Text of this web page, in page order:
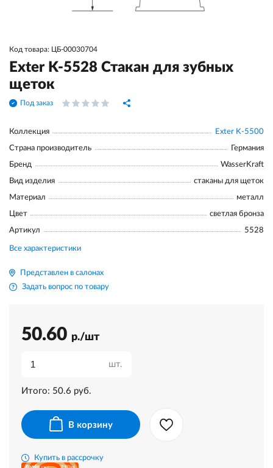
Код товара: ЦБ-00030704
Exter K-5528 Стакан для зубных
щеток
Под заказ
Коллекция Exter K-5500
Страна производитель Германия
Бренд WasserKraft
Вид изделия стаканы для щеток
Материал металл
Цвет светлая бронза
Артикул 5528
Все характеристики
Представлен в салонах
Задать вопрос по товару
50.60 р./шт
шт.
Итого: 50.6 руб.
В корзину
Купить в рассрочку